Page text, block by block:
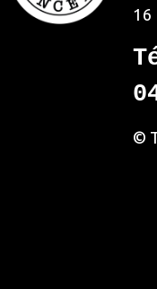
16
©